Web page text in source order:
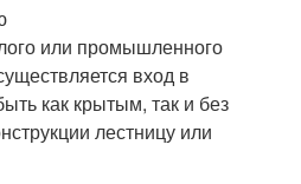
или промышленного
вход в
как крытым, так и без
лестницу или